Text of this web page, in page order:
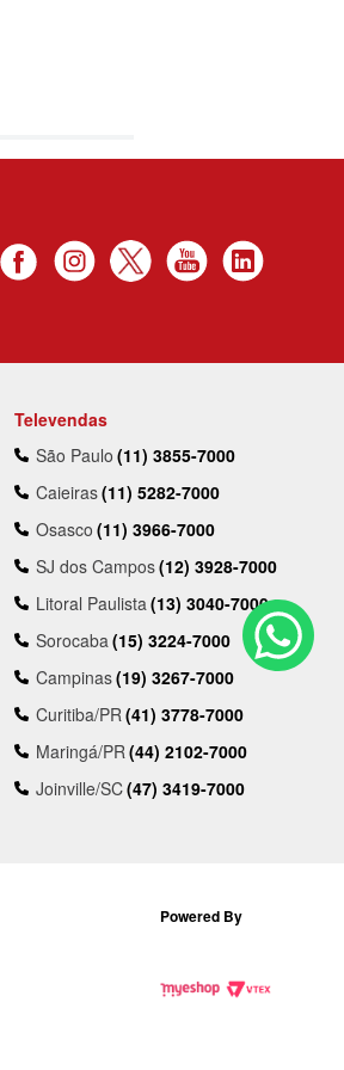
Televendas
São Paulo (11) 3855-7000
Caieiras(11) 5282-7000
Osasco (11) 3966-7000
SJ dos Campos(12) 3928-7000
Litoral Paulista(13) 3040-7000
Sorocaba(15) 3224-7000
Campinas(19) 3267-7000
Curitiba/PR(41) 3778-7000
Maringá/PR(44) 2102-7000
Joinville/SC(47) 3419-7000
Powered By